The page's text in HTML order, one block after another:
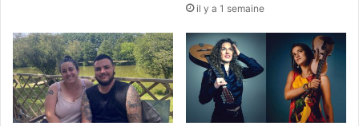
il y a 1 semaine